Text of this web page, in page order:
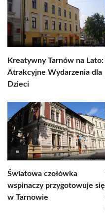
Kreatywny Tarnów na Lato:
Atrakcyjne Wydarzenia dla
Dzieci
Światowa czołówka
wspinaczy przygotowuje się
w Tarnowie